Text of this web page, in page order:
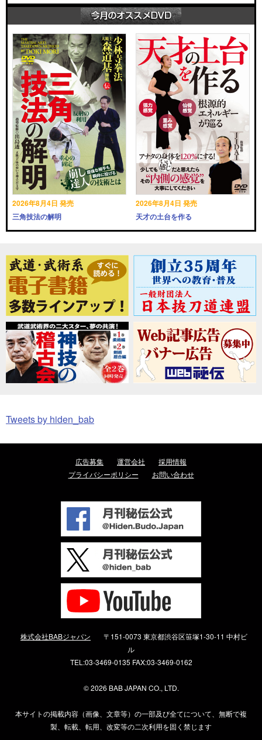
2026年8月4日 発売
三角技法の解明
2026年8月4日 発売
天才の土台を作る
Tweets by hiden_bab
広告募集 運営会社
採用情報
プライバシーポリシー
お問い合わせ
株式会社BABジャパン
〒151-0073 東京都渋谷区笹塚1-30-11 中村ビ
ル
TEL:03-3469-0135 FAX:03-3469-0162
©2026 BAB JAPAN CO., LTD.
本サイトの掲載内容（画像、文章等）の一部及び全てについて、無断で複
製、転載、転用、改変等の二次利用を固く禁じます